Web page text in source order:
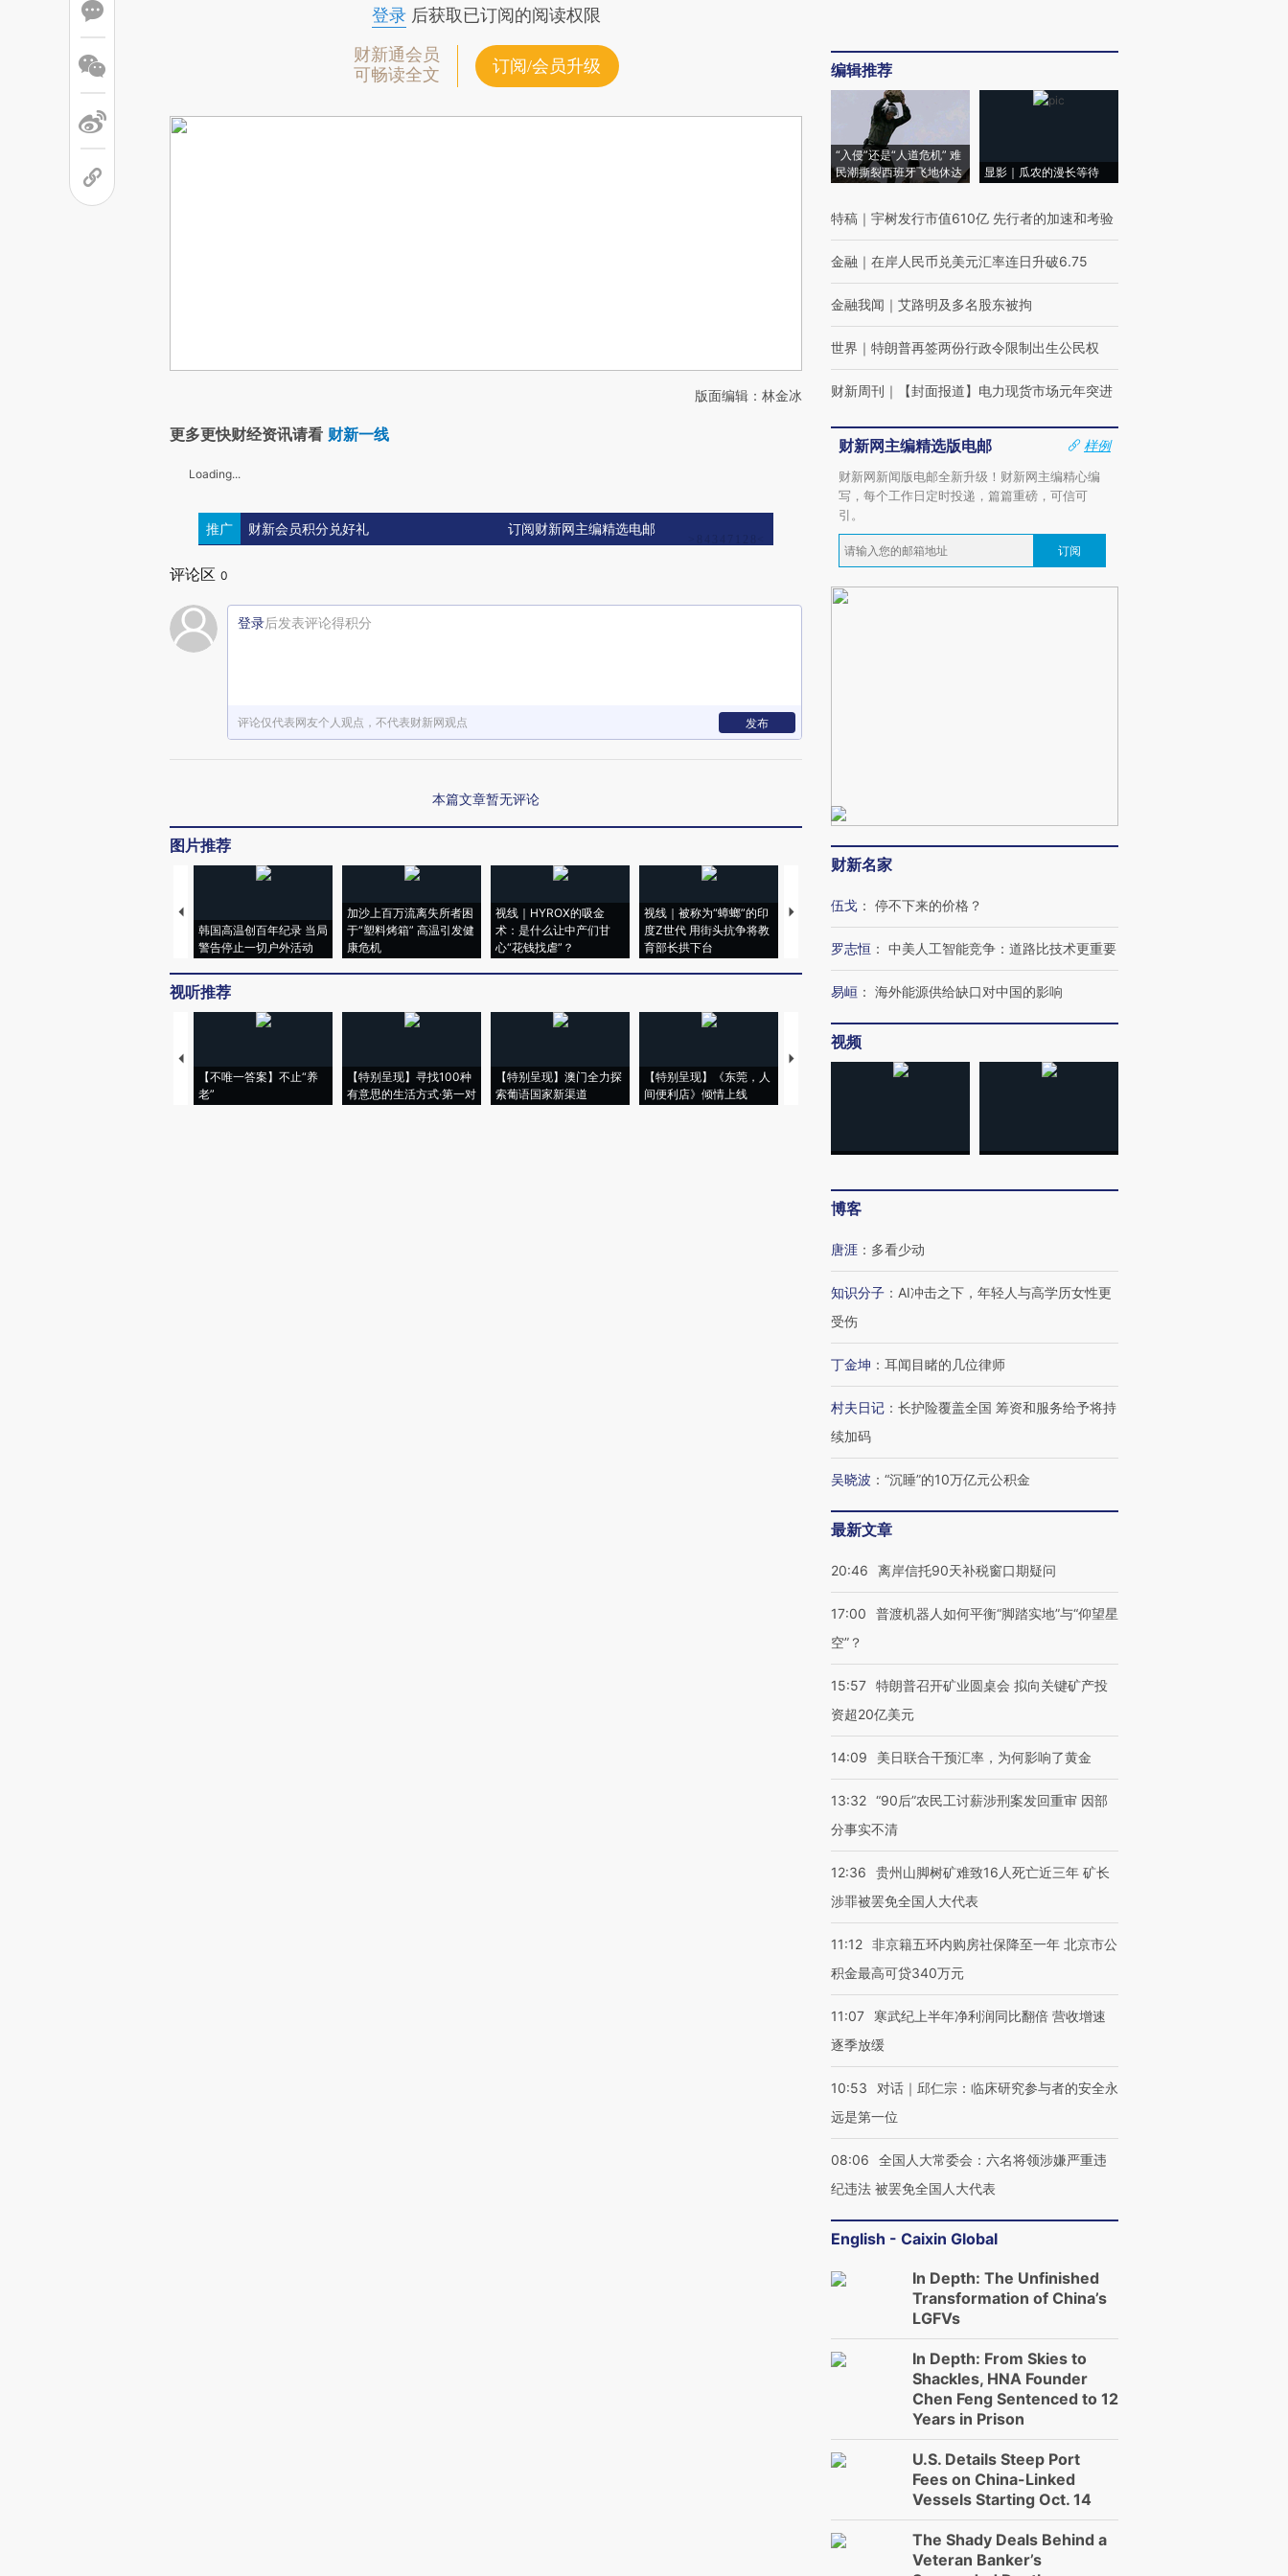
登录后获取已订阅的阅读权限
财新通会员
可畅读全文
订阅/会员升级
版面编辑：林金冰
更多更快财经资讯请看 财新一线
Loading...
推广 财新会员积分兑好礼 订阅财新网主编精选电邮
评论区 0
登录后发表评论得积分
评论仅代表网友个人观点，不代表财新网观点 发布
本篇文章暂无评论
图片推荐
韩国高温创百年纪录 当局
警告停止一切户外活动
加沙上百万流离失所者困
于“塑料烤箱” 高温引发健
康危机
视线｜HYROX的吸金
术：是什么让中产们甘
心“花钱找虐”？
视线｜被称为“蟑螂”的印
度Z世代 用街头抗争将教
育部长拱下台
视线｜“入侵”还是“人道危
机”？难民潮撕裂西班牙
飞地休达
湖北宜昌局部短时降雨
128毫米 紧急转移近
4000人
雨 3小时累计雨量超80毫
米
视听推荐
【不唯一答案】不止“养
老”
【特别呈现】寻找100种
有意思的生活方式·第一对
【特别呈现】澳门全力探
索葡语国家新渠道
【特别呈现】《东莞，人
间便利店》倾情上线
【推广】走进第四届链博
会，让数智科技“链”接产
【特别呈现】寻找100种
【商旅对话】华住集团
编辑推荐
“入侵”还是“人道危机” 难
民潮撕裂西班牙飞地休达
显影｜瓜农的漫长等待
特稿 ｜ 宇树发行市值610亿 先行者的加速和考验
金融 ｜ 在岸人民币兑美元汇率连日升破6.75
金融我闻 ｜ 艾路明及多名股东被拘
世界 ｜ 特朗普再签两份行政令限制出生公民权
财新周刊 ｜ 【封面报道】电力现货市场元年突进
财新网主编精选版电邮
样例
财新网新闻版电邮全新升级！财新网主编精心编
写，每个工作日定时投递，篇篇重磅，可信可
引。
订阅
财新名家
伍戈 ： 停不下来的价格？
罗志恒 ： 中美人工智能竞争：道路比技术更重要
易峘 ： 海外能源供给缺口对中国的影响
视频
博客
唐涯 ： 多看少动
知识分子 ： AI冲击之下，年轻人与高学历女性更
受伤
丁金坤 ： 耳闻目睹的几位律师
村夫日记 ： 长护险覆盖全国 筹资和服务给予将持
续加码
吴晓波 ： “沉睡”的10万亿元公积金
最新文章
20:46 离岸信托90天补税窗口期疑问
17:00
普渡机器人如何平衡“脚踏实地”与“仰望星
空”？
15:57 特朗普召开矿业圆桌会 拟向关键矿产投
资超20亿美元
14:09 美日联合干预汇率，为何影响了黄金
13:32 “90后”农民工讨薪涉刑案发回重审 因部
分事实不清
12:36
贵州山脚树矿难致16人死亡近三年 矿长
涉罪被罢免全国人大代表
11:12 非京籍五环内购房社保降至一年 北京市公
积金最高可贷340万元
11:07
寒武纪上半年净利润同比翻倍 营收增速
逐季放缓
10:53
对话｜邱仁宗：临床研究参与者的安全永
远是第一位
08:06
全国人大常委会：六名将领涉嫌严重违
纪违法 被罢免全国人大代表
English - Caixin Global
In Depth: The Unfinished
Transformation of China’s
LGFVs
In Depth: From Skies to
Shackles, HNA Founder
Chen Feng Sentenced to 12
Years in Prison
U.S. Details Steep Port
Fees on China-Linked
Vessels Starting Oct. 14
The Shady Deals Behind a
Veteran Banker’s